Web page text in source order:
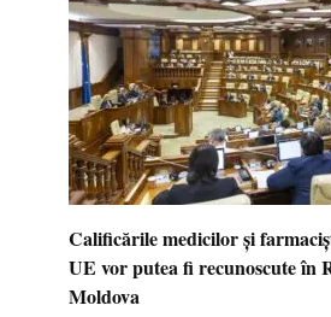
Calificările medicilor și
UE vor putea fi recunoscute în
Moldova